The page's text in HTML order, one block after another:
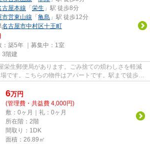
古屋本線 「 栄生 」駅 徒歩8分
市営東山線 「 亀島 」駅 徒歩12分
名古屋市中村区十王町
：築5年 ｜募集中： 1室
3階建
栄生郵便局があります。ごみ捨ての煩わしさを軽減
です。こちらの物件はアパートです。駅まで徒歩5
6万円
(管理費・共益費 4,000円)
敷：0ヶ月｜礼：0ヶ月
所在階：2階
間取り：1DK
面積：26.89㎡